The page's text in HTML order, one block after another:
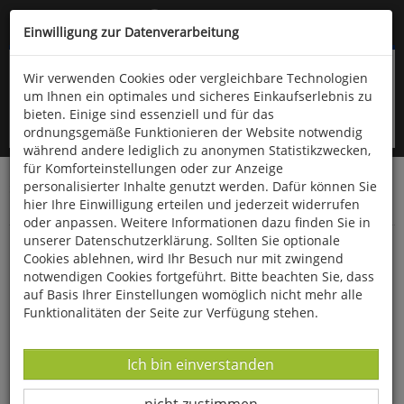
Kompletten Head der Seite überspringen
oder (06766) 9323-960
Startseite
Gesundheit & Wohlbefinden
Salben & Tinkturen
Original Stapeler Pflege-Ei
Einwilligung zur Datenverarbeitung
Wir verwenden Cookies oder vergleichbare Technologien
um Ihnen ein optimales und sicheres Einkaufserlebnis zu
bieten. Einige sind essenziell und für das
ordnungsgemäße Funktionieren der Website notwendig
während andere lediglich zu anonymen Statistikzwecken,
für Komforteinstellungen oder zur Anzeige
personalisierter Inhalte genutzt werden. Dafür können Sie
hier Ihre Einwilligung erteilen und jederzeit widerrufen
oder anpassen. Weitere Informationen dazu finden Sie in
unserer Datenschutzerklärung. Sollten Sie optionale
Cookies ablehnen, wird Ihr Besuch nur mit zwingend
notwendigen Cookies fortgeführt. Bitte beachten Sie, dass
auf Basis Ihrer Einstellungen womöglich nicht mehr alle
Funktionalitäten der Seite zur Verfügung stehen.
Datenverarbeitung -
Ich bin einverstanden